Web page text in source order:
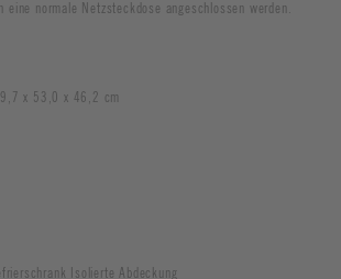
eine normale Netzsteckdose angeschlossen werden.
x 53,0 x 46,2 cm
Isolierte Abdeckung